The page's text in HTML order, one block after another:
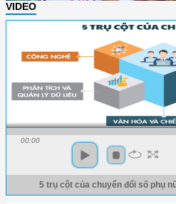
VIDEO
00:00
5 trụ cột của chuyển đổi số phụ